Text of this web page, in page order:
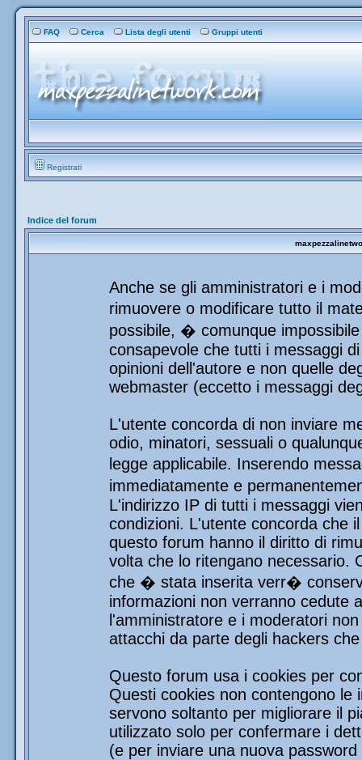
FAQ Cerca Lista degli utenti Gruppi utenti
Registrati
Indice del forum
Anche se gli amministratori e i
rimuovere o modificare tutto il
possibile, � comunque
consapevole che tutti i messaggi
opinioni dell'autore e non quelle
webmaster (eccetto i messaggi
L'utente concorda di non inviare
odio, minatori, sessuali o
legge applicabile. Inserendo
immediatamente e
L'indirizzo IP di tutti i messaggi
condizioni. L'utente concorda che
questo forum hanno il diritto di
volta che lo ritengano necessario.
che � stata inserita verr�
informazioni non verranno cedute
l'amministratore e i moderatori
attacchi da parte degli hackers
Questo forum usa i cookies per
Questi cookies non contengono le
servono soltanto per migliorare il
utilizzato solo per confermare i
(e per inviare una nuova